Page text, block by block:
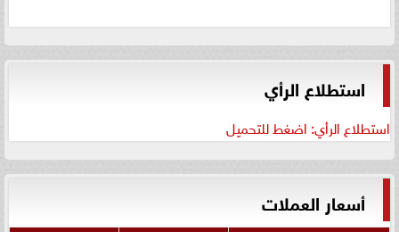
استطلاع الرأي
استطلاع الرأي: اضغط للتحميل
أسعار العملات